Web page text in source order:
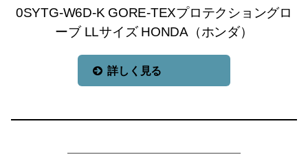
0SYTG-W6D-K GORE-TEXプロテクショングロ
ーブ LLサイズ HONDA（ホンダ）
詳しく見る